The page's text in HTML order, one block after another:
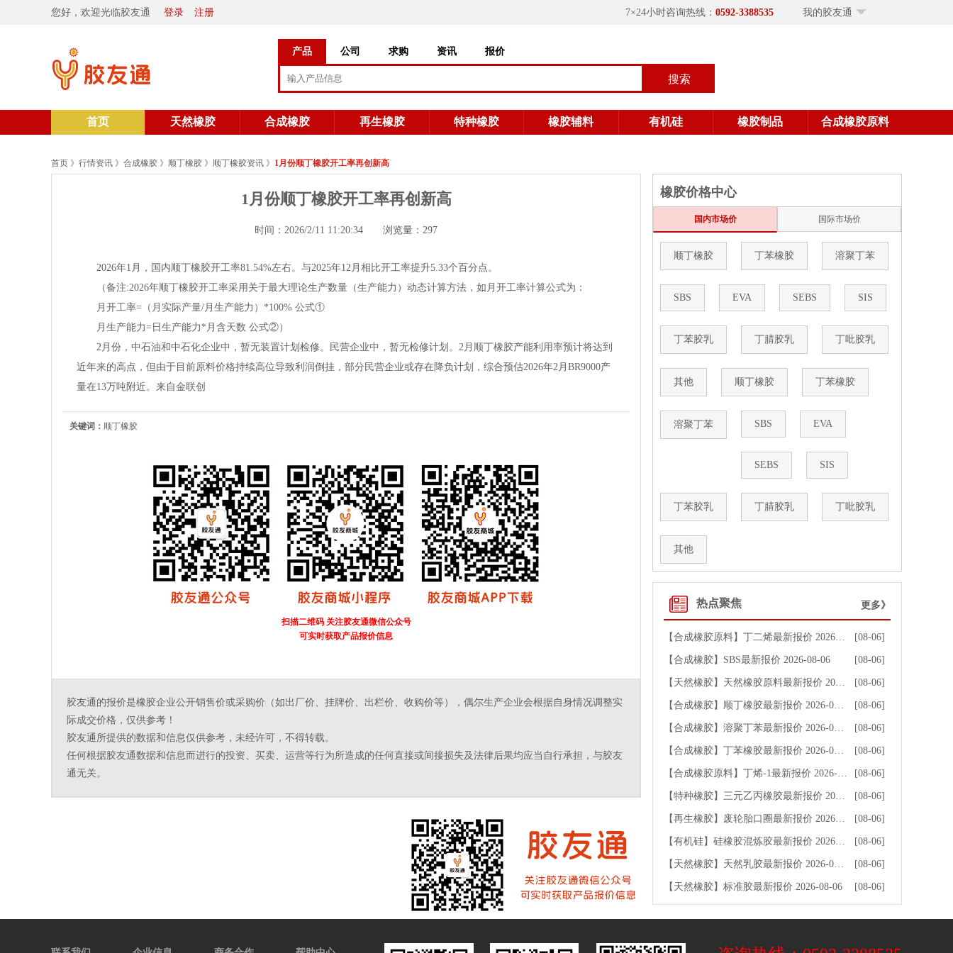
您好，欢迎光临胶友通 登录 注册 7×24小时咨询热线： 0592-3388535 我的胶友通
产品 公司 求购 资讯 报价
搜索
首页 天然橡胶 合成橡胶 再生橡胶 特种橡胶 橡胶辅料 有机硅 橡胶制品 合成橡胶原料
首页 》 行情资讯 》 合成橡胶 》 顺丁橡胶 》 顺丁橡胶资讯 》 1月份顺丁橡胶开工率再创新高
1月份顺丁橡胶开工率再创新高
时间：2026/2/11 11:20:34 浏览量：297
2026年1月，国内顺丁橡胶开工率81.54%左右。与2025年12月相比开工率提升5.33个百分点。
（备注:2026年顺丁橡胶开工率采用关于最大理论生产数量（生产能力）动态计算方法，如月开工率计算公式为：
月开工率=（月实际产量/月生产能力）*100% 公式①
月生产能力=日生产能力*月含天数 公式②）
2月份，中石油和中石化企业中，暂无装置计划检修。民营企业中，暂无检修计划。2月顺丁橡胶产能利用率预计将达到
近年来的高点，但由于目前原料价格持续高位导致利润倒挂，部分民营企业或存在降负计划，综合预估2026年2月BR9000产
量在13万吨附近。来自金联创
关键词： 顺丁橡胶
扫描二维码 关注胶友通微信公众号
可实时获取产品报价信息
胶友通的报价是橡胶企业公开销售价或采购价（如出厂价、挂牌价、出栏价、收购价等），偶尔生产企业会根据自身情况调整实
际成交价格，仅供参考！
胶友通所提供的数据和信息仅供参考，未经许可，不得转载。
任何根据胶友通数据和信息而进行的投资、买卖、运营等行为所造成的任何直接或间接损失及法律后果均应当自行承担，与胶友
通无关。
橡胶价格中心
国内市场价 国际市场价
顺丁橡胶 丁苯橡胶 溶聚丁苯
SBS EVA SEBS SIS
丁苯胶乳 丁腈胶乳 丁吡胶乳
其他 顺丁橡胶 丁苯橡胶
溶聚丁苯 SBS EVA
SEBS SIS
丁苯胶乳 丁腈胶乳 丁吡胶乳
其他
热点聚焦 更多》
【合成橡胶原料】丁二烯最新报价 2026-08-06 [08-06]
【合成橡胶】SBS最新报价 2026-08-06 [08-06]
【天然橡胶】天然橡胶原料最新报价 2026-08-06 [08-06]
【合成橡胶】顺丁橡胶最新报价 2026-08-06 [08-06]
【合成橡胶】溶聚丁苯最新报价 2026-08-06 [08-06]
【合成橡胶】丁苯橡胶最新报价 2026-08-06 [08-06]
【合成橡胶原料】丁烯-1最新报价 2026-08-06 [08-06]
【特种橡胶】三元乙丙橡胶最新报价 2026-08-06 [08-06]
【再生橡胶】废轮胎口圈最新报价 2026-08-06 [08-06]
【有机硅】硅橡胶混炼胶最新报价 2026-08-06 [08-06]
【天然橡胶】天然乳胶最新报价 2026-08-06 [08-06]
【天然橡胶】标准胶最新报价 2026-08-06 [08-06]